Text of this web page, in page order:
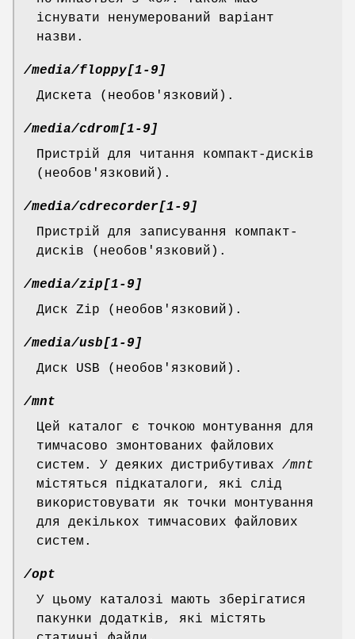
існувати ненумерований варіант
назви.
/media/floppy[1-9]
Дискета (необов'язковий).
/media/cdrom[1-9]
Пристрій для читання компакт-дисків
(необов'язковий).
/media/cdrecorder[1-9]
Пристрій для записування компакт-
дисків (необов'язковий).
/media/zip[1-9]
Диск Zip (необов'язковий).
/media/usb[1-9]
Диск USB (необов'язковий).
/mnt
Цей каталог є точкою монтування для
тимчасово змонтованих файлових
систем. У деяких дистрибутивах /mnt
містяться підкаталоги, які слід
використовувати як точки монтування
для декількох тимчасових файлових
систем.
/opt
У цьому каталозі мають зберігатися
пакунки додатків, які містять